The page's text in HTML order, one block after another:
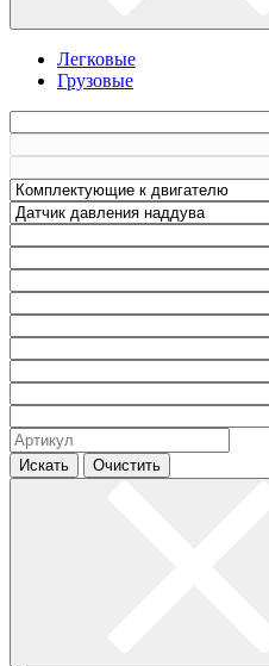
Легковые
Грузовые
Искать Очистить